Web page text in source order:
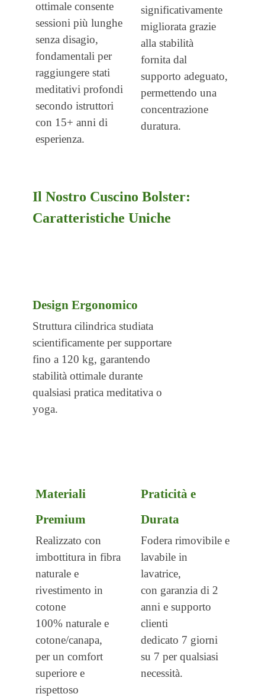
significativamente
migliorata grazie
alla stabilità
fornita dal
supporto adeguato,
permettendo una
concentrazione
duratura.
ottimale consente
sessioni piùlunghe
senza disagio,
fondamentali per
raggiungere stati
meditativi profondi
secondoistruttori
con 15+ anni di
esperienza.
Il Nostro Cuscino Bolster:
Caratteristiche Uniche
Design Ergonomico
Struttura cilindrica studiata
scientificamentepersupportare
fino a 120 kg, garantendo
stabilitàottimale durante
qualsiasi praticameditativa o
yoga.
Praticità e
Durata
Fodera rimovibile e
lavabile in
lavatrice,
con garanzia di 2
anni e supporto
clienti
dedicato 7 giorni
su 7 per qualsiasi
necessità.
Materiali
Premium
Realizzato con
imbottitura in fibra
naturalee
rivestimento in
cotone
100% naturale e
cotone/canapa,
per un comfort
superioree
rispettoso